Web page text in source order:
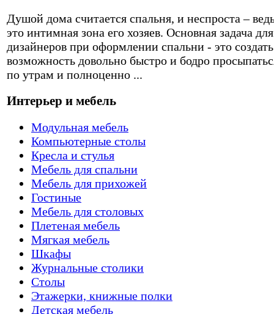
Душой дома считается спальня, и неспроста –
это интимная зона его хозяев. Основная задача для
дизайнеров при оформлении спальни - это создать
возможность довольно быстро и бодро
по утрам и полноценно ...
Интерьер и мебель
Модульная мебель
Компьютерные столы
Кресла и стулья
Мебель для спальни
Мебель для прихожей
Гостиные
Мебель для столовых
Плетеная мебель
Мягкая мебель
Шкафы
Журнальные столики
Столы
Этажерки, книжные полки
Детская мебель